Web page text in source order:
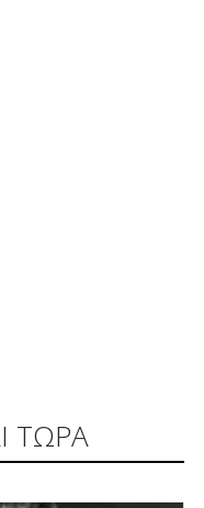
ΤΩΡΑ